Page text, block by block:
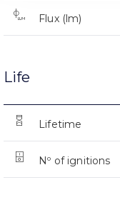
Flux (lm)
Life
Lifetime
Nº of ignitions